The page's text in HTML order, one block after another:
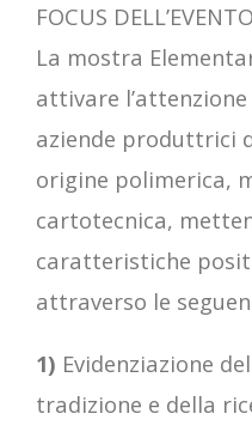
FOCUS DELL’EVENTO
La mostra
attivare
aziende produttrici
origine polimerica,
cartotecnica,
caratteristiche
attraverso le
1) Evidenziazione
tradizione e della